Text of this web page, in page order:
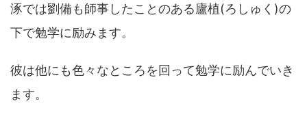
涿では劉備も師事したことのある廬植(ろしゅく)の
下で勉学に励みます。
彼は他にも色々なところを回って勉学に励んでいき
ます。